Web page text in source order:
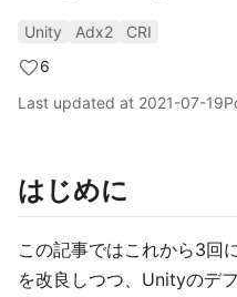
Unity Adx2
CRI
6
Last updated at 2021-07-19
はじめに
この記事ではこれから3回
を改良しつつ、Unityのデ